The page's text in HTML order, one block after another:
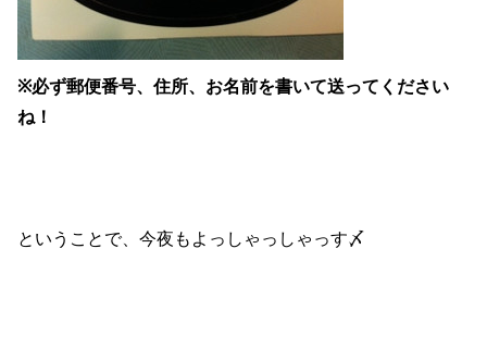
※必ず郵便番号、住所、お名前を書いて送ってください
ね！
ということで、今夜もよっしゃっしゃっす〆